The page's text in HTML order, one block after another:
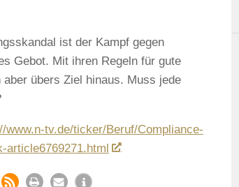
ist der Kampf gegen
Gebot. Mit ihren Regeln für gute
übers Ziel hinaus. Muss jede
www.n-tv.de/ticker/Beruf/Compliance-
article6769271.html